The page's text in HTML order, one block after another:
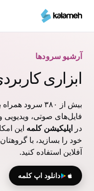
محتوای
آرشیو سرودها
ابزاری
بیش از ۳۸۰ سرود
فایل‌های صوتی، ویدیویی
در اپلیکیشن کلمه این
خود را بسازید، با
آفلاین استفاده کنید.
دانلود اپ کلمه